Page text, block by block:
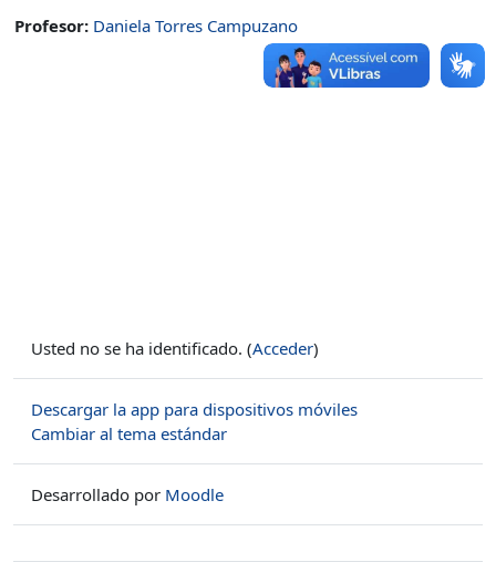
Profesor: Daniela Torres Campuzano
Usted no se ha identificado. (Acceder)
Descargar la app para dispositivos móviles
Cambiar al tema estándar
Desarrollado por Moodle